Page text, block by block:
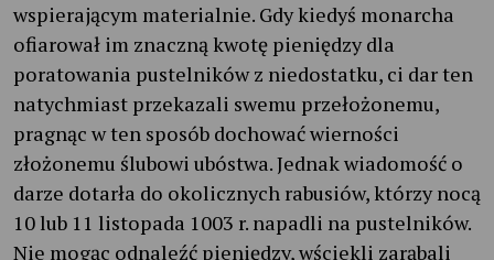
wspierającym materialnie. Gdy kiedyś monarcha
ofiarował im znaczną kwotę pieniędzy dla
poratowania pustelników z niedostatku, ci dar ten
natychmiast przekazali swemu przełożonemu,
pragnąc w ten sposób dochować wierności
złożonemu ślubowi ubóstwa. Jednak wiadomość o
darze dotarła do okolicznych rabusiów, którzy nocą
10 lub 11 listopada 1003 r. napadli na pustelników.
Nie mogąc odnaleźć pieniędzy, wściekli zarąbali